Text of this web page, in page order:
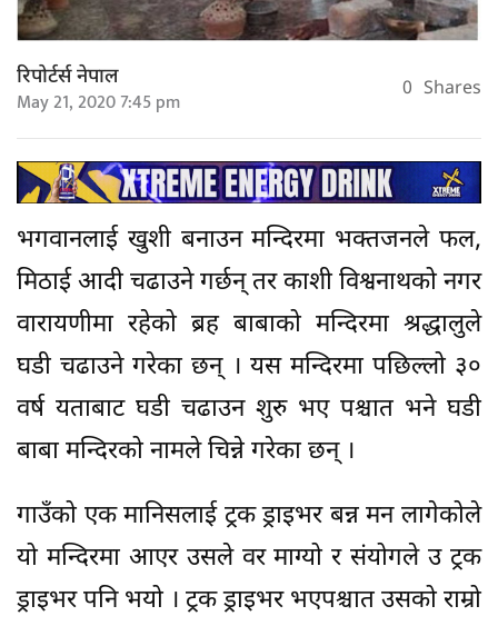
रिपोर्टर्स नेपाल
May 21, 2020 7:45 pm 0 Shares
भगवानलाई खुशी बनाउन मन्दिरमा भक्तजनले फल,
मिठाई आदी चढाउने गर्छन् तर काशी विश्वनाथको नगर
वारायणीमा रहेको ब्रह बाबाको मन्दिरमा श्रद्धालुले
घडी चढाउने गरेका छन् । यस मन्दिरमा पछिल्लो ३०
वर्ष यताबाट घडी चढाउन शुरु भए पश्चात भने घडी
बाबा मन्दिरको नामले चिन्ने गरेका छन् ।
गाउँको एक मानिसलाई ट्रक ड्राइभर बन्न मन लागेकोले
यो मन्दिरमा आएर उसले वर माग्यो र संयोगले उ ट्रक
ड्राइभर पनि भयो । ट्रक ड्राइभर भएपश्चात उसको राम्रो